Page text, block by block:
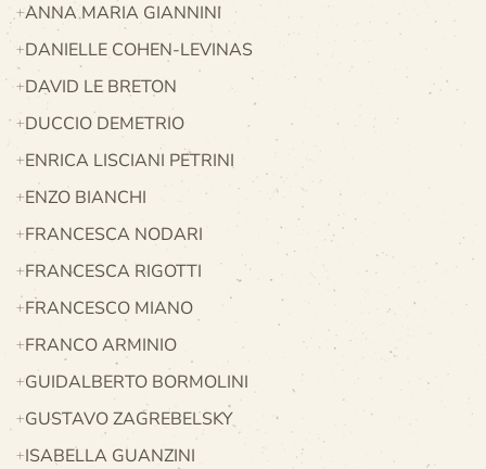
ANNA MARIA GIANNINI
DANIELLE COHEN-LEVINAS
DAVID LE BRETON
DUCCIO DEMETRIO
ENRICA LISCIANI PETRINI
ENZO BIANCHI
FRANCESCA NODARI
FRANCESCA RIGOTTI
FRANCESCO MIANO
FRANCO ARMINIO
GUIDALBERTO BORMOLINI
GUSTAVO ZAGREBELSKY
ISABELLA GUANZINI